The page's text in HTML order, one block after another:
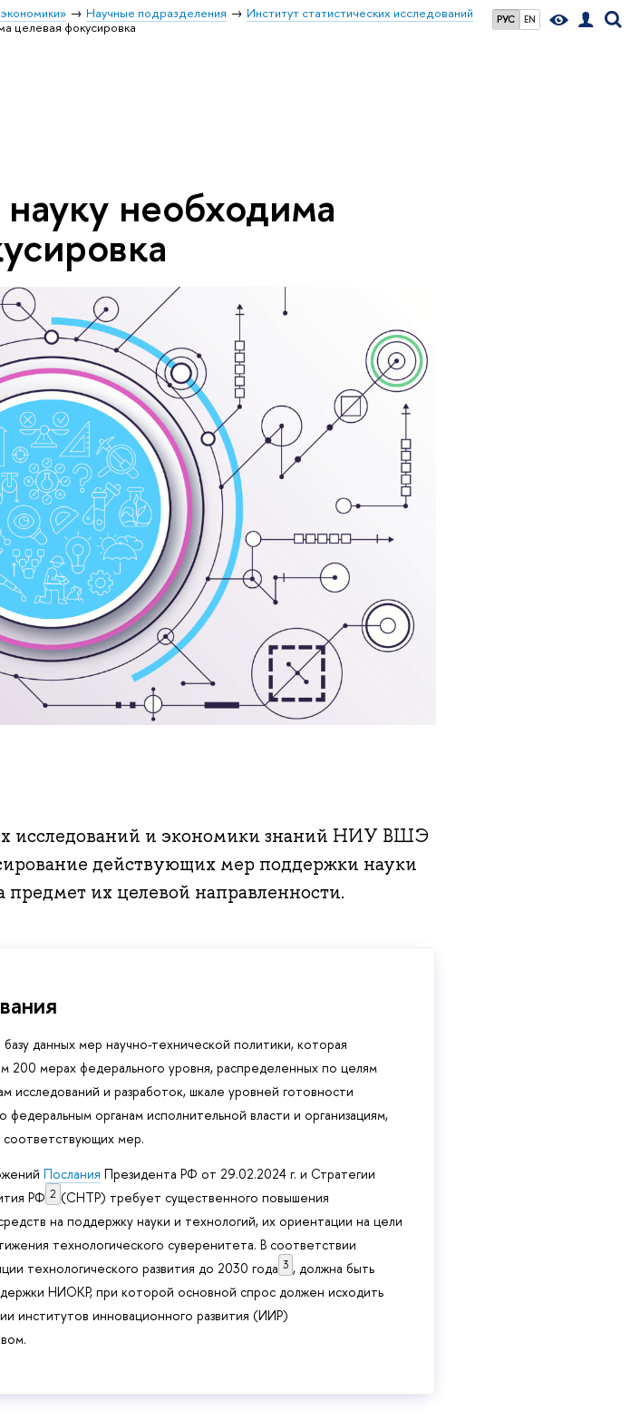
РУС EN
Научные подразделения
Институт статистических исследований
целевая фокусировка
необходима
исследований и экономики знаний НИУ ВШЭ
действующих мер поддержки науки
предмет их целевой направленности.
данных мер научно-технической политики, которая
200 мерах федерального уровня, распределенных по целям
исследований и разработок, шкале уровней готовности
федеральным органам исполнительной власти и организациям,
мер.
Послания Президента РФ от 29.02.2024 г. и Стратегии
РФ 2 (СНТР) требует существенного повышения
на поддержку науки и технологий, их ориентации на цели
технологического суверенитета. В соответствии
технологического развития до 2030 года 3 , должна быть
НИОКР, при которой основной спрос должен исходить
институтов инновационного развития (ИИР)